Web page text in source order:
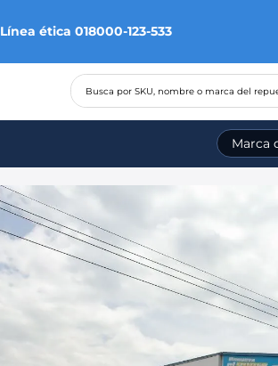
Línea ética 018000-123-533
Busca por SKU, nombre o
Marca